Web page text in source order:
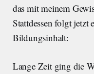
das mit meinem
Stattdessen folgt
Bildungsinhalt:
Lange Zeit ging die